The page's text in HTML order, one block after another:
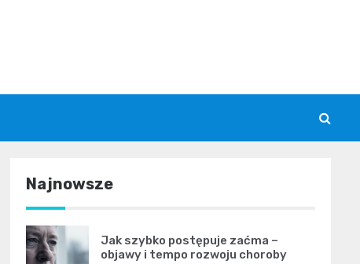
Najnowsze
Jak szybko postępuje zaćma –
objawy i tempo rozwoju choroby